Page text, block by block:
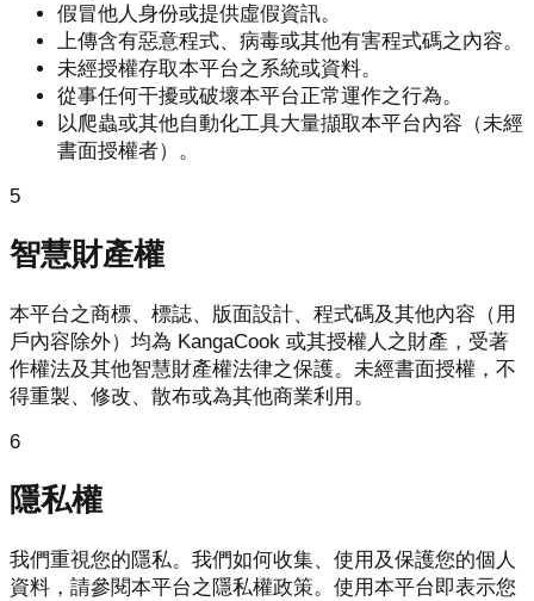
假冒他人身份或提供虛假資訊。
上傳含有惡意程式、病毒或其他有害程式碼之內容。
未經授權存取本平台之系統或資料。
從事任何干擾或破壞本平台正常運作之行為。
以爬蟲或其他自動化工具大量擷取本平台內容（未經
書面授權者）。
5
智慧財產權
本平台之商標、標誌、版面設計、程式碼及其他內容（用
戶內容除外）均為 KangaCook 或其授權人之財產，受著
作權法及其他智慧財產權法律之保護。未經書面授權，不
得重製、修改、散布或為其他商業利用。
6
隱私權
我們重視您的隱私。我們如何收集、使用及保護您的個人
資料，請參閱本平台之隱私權政策。使用本平台即表示您